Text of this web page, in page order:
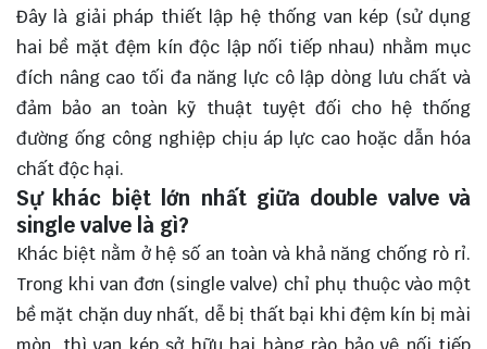
Đây là giải pháp thiết lập hệ thống van kép (sử dụng
hai bề mặt đệm kín độc lập nối tiếp nhau) nhằm mục
đích nâng cao tối đa năng lực cô lập dòng lưu chất và
đảm bảo an toàn kỹ thuật tuyệt đối cho hệ thống
đường ống công nghiệp chịu áp lực cao hoặc dẫn hóa
chất độc hại.
Sự khác biệt lớn nhất giữa double valve và
single valve là gì?
Khác biệt nằm ở hệ số an toàn và khả năng chống rò rỉ.
Trong khi van đơn (single valve) chỉ phụ thuộc vào một
bề mặt chặn duy nhất, dễ bị thất bại khi đệm kín bị mài